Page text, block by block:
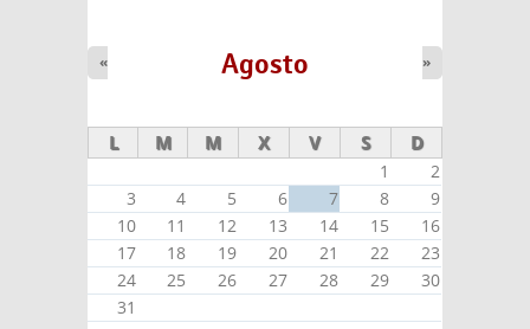
Agosto
« »
L M M X V S D
1
2
3
4 5 6 7 8
9
10
11 12 13 14 15
16
17
18 19 20 21 22
23
24
25 26 27 28 29
30
31